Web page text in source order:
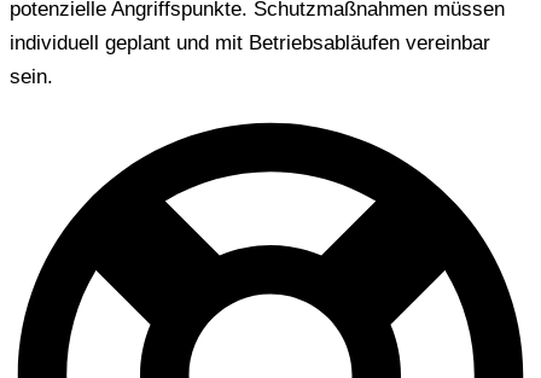
potenzielle Angriffspunkte. Schutzmaßnahmen müssen
individuell geplant und mit Betriebsabläufen vereinbar
sein.